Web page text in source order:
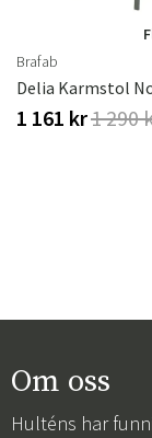
Brafab
Delia Karmstol
1 161 kr1 290
Om oss
Hulténs har